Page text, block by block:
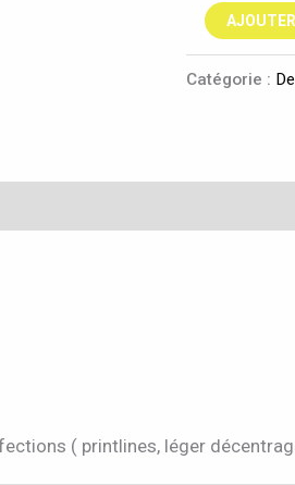
Catégorie :
( printlines, léger